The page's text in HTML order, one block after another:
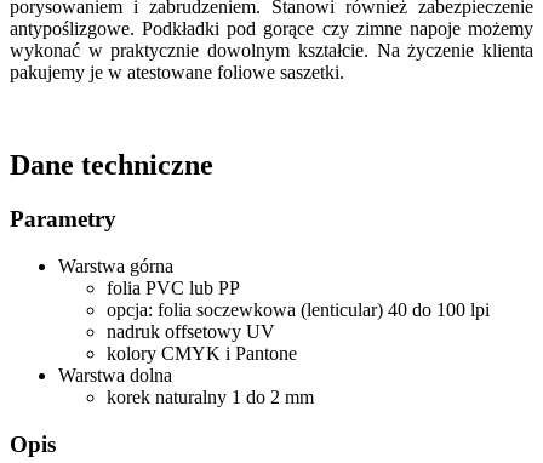
porysowaniem i zabrudzeniem. Stanowi również zabezpieczenie
antypoślizgowe. Podkładki pod gorące czy zimne napoje możemy
wykonać w praktycznie dowolnym kształcie. Na życzenie klienta
pakujemy je w atestowane foliowe saszetki.
Dane techniczne
Parametry
Warstwa górna
folia PVC lub PP
opcja: folia soczewkowa (lenticular) 40 do 100 lpi
nadruk offsetowy UV
kolory CMYK i Pantone
Warstwa dolna
korek naturalny 1 do 2 mm
Opis